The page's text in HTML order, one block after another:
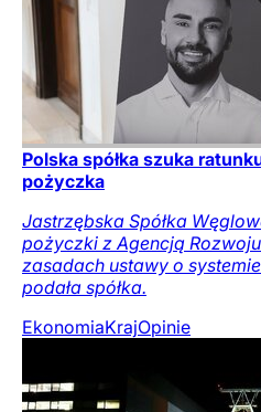
Polska spółka szuka
pożyczka
Jastrzębska Spółka
pożyczki z Agencją Rozwoju
zasadach ustawy o
podała spółka.
EkonomiaKrajOpinie